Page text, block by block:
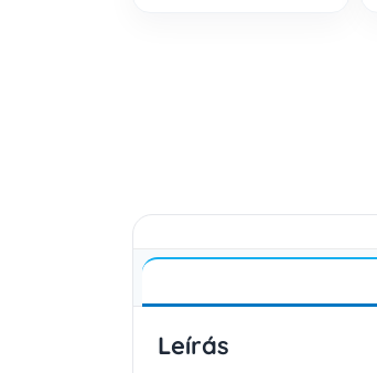
Leírás